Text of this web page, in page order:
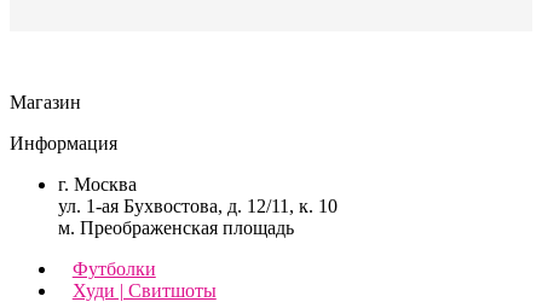
Магазин
Информация
г. Москва
ул. 1-ая Бухвостова, д. 12/11, к. 10
м. Преображенская площадь
Футболки
Худи | Свитшоты